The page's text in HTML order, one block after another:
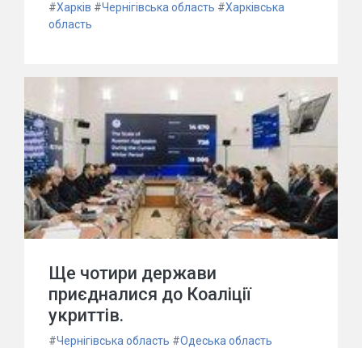
#Харків #Чернігівська область #Харківська
область
Ще чотири держави
приєдналися до Коаліції
укриттів.
#Чернігівська область #Одеська область